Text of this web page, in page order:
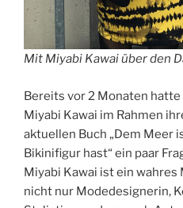
Mit Miyabi Kawai über den
Bereits vor 2 Monaten
Miyabi Kawai im Rahmen
aktuellen Buch „Dem Meer
Bikinifigur hast“ ein paar
Miyabi Kawai ist ein
nicht nur Modedesignerin,